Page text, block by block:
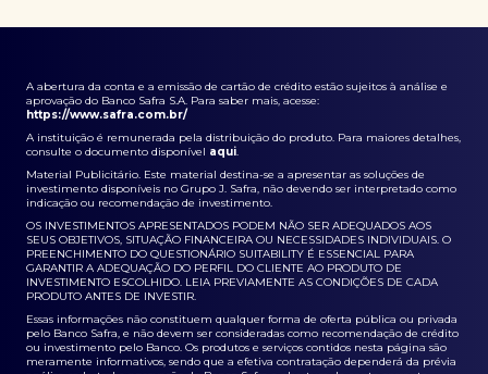
A abertura da conta e a emissão de cartão de crédito estão sujeitos à análise e
aprovação do Banco Safra S.A. Para saber mais, acesse:
https://www.safra.com.br/
A instituição é remunerada pela distribuição do produto. Para maiores detalhes,
consulte o documento disponível aqui.
Material Publicitário. Este material destina-se a apresentar as soluções de
investimento disponíveis no Grupo J. Safra, não devendo ser interpretado como
indicação ou recomendação de investimento.
OS INVESTIMENTOS APRESENTADOS PODEM NÃO SER ADEQUADOS AOS
SEUS OBJETIVOS, SITUAÇÃO FINANCEIRA OU NECESSIDADES INDIVIDUAIS. O
PREENCHIMENTO DO QUESTIONÁRIO SUITABILITY É ESSENCIAL PARA
GARANTIR A ADEQUAÇÃO DO PERFIL DO CLIENTE AO PRODUTO DE
INVESTIMENTO ESCOLHIDO. LEIA PREVIAMENTE AS CONDIÇÕES DE CADA
PRODUTO ANTES DE INVESTIR.
Essas informações não constituem qualquer forma de oferta pública ou privada
pelo Banco Safra, e não devem ser consideradas como recomendação de crédito
ou investimento pelo Banco. Os produtos e serviços contidos nesta página são
meramente informativos, sendo que a efetiva contratação dependerá da prévia